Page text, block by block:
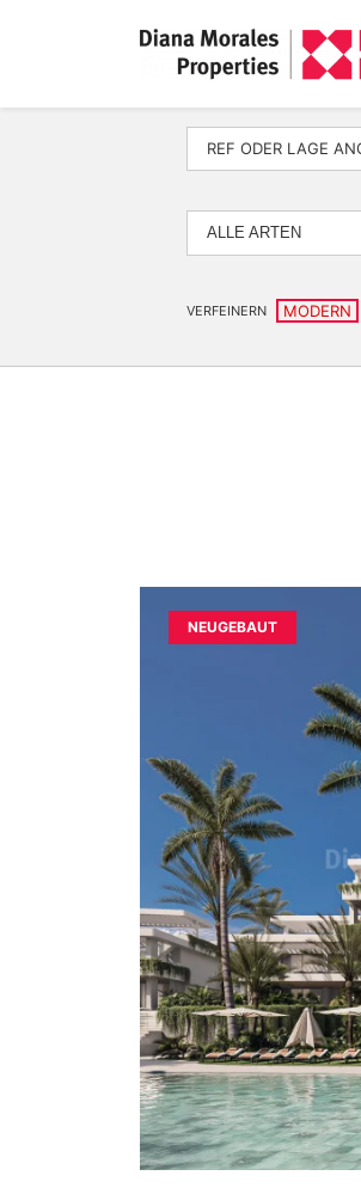
ALLE ARTEN
VERFEINERN MODERN
NEUGEBAUT